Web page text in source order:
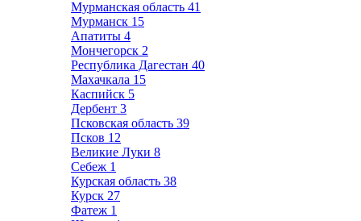
Мурманская область 41
Мурманск 15
Апатиты 4
Мончегорск 2
Республика Дагестан 40
Махачкала 15
Каспийск 5
Дербент 3
Псковская область 39
Псков 12
Великие Луки 8
Себеж 1
Курская область 38
Курск 27
Фатеж 1